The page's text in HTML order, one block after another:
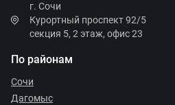
г. Сочи
Курортный проспект 92/5
секция 5, 2 этаж, офис 23
По районам
Сочи
Дагомыс